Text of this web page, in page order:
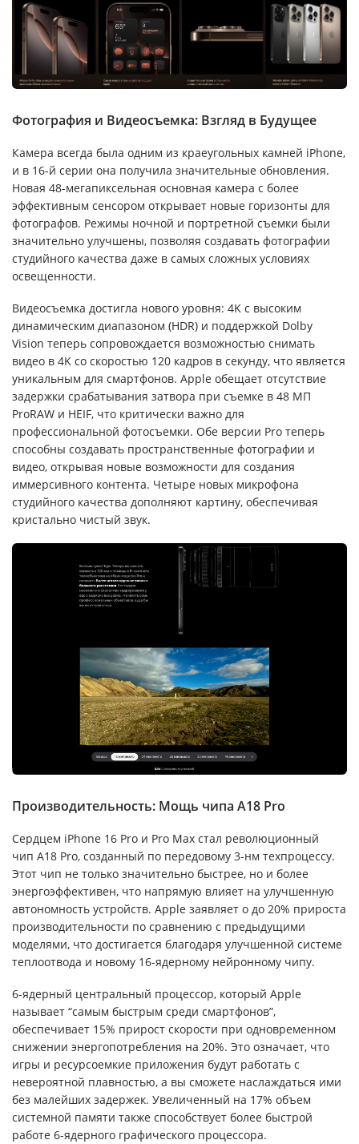
Фотография и Видеосъемка: Взгляд в Будущее
Камера всегда была одним из краеугольных камней iPhone,
и в 16-й серии она получила значительные обновления.
Новая 48-мегапиксельная основная камера с более
эффективным сенсором открывает новые горизонты для
фотографов. Режимы ночной и портретной съемки были
значительно улучшены, позволяя создавать фотографии
студийного качества даже в самых сложных условиях
освещенности.
Видеосъемка достигла нового уровня: 4K с высоким
динамическим диапазоном (HDR) и поддержкой Dolby
Vision теперь сопровождается возможностью снимать
видео в 4K со скоростью 120 кадров в секунду, что является
уникальным для смартфонов. Apple обещает отсутствие
задержки срабатывания затвора при съемке в 48 МП
ProRAW и HEIF, что критически важно для
профессиональной фотосъемки. Обе версии Pro теперь
способны создавать пространственные фотографии и
видео, открывая новые возможности для создания
иммерсивного контента. Четыре новых микрофона
студийного качества дополняют картину, обеспечивая
кристально чистый звук.
Производительность: Мощь чипа A18 Pro
Сердцем iPhone 16 Pro и Pro Max стал революционный
чип A18 Pro, созданный по передовому 3-нм техпроцессу.
Этот чип не только значительно быстрее, но и более
энергоэффективен, что напрямую влияет на улучшенную
автономность устройств. Apple заявляет о до 20% прироста
производительности по сравнению с предыдущими
моделями, что достигается благодаря улучшенной системе
теплоотвода и новому 16-ядерному нейронному чипу.
6-ядерный центральный процессор, который Apple
называет “самым быстрым среди смартфонов”,
обеспечивает 15% прирост скорости при одновременном
снижении энергопотребления на 20%. Это означает, что
игры и ресурсоемкие приложения будут работать с
невероятной плавностью, а вы сможете наслаждаться ими
без малейших задержек. Увеличенный на 17% объем
системной памяти также способствует более быстрой
работе 6-ядерного графического процессора.